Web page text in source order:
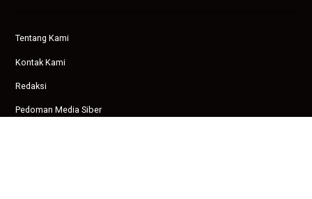
Tentang Kami
Kontak Kami
Redaksi
Pedoman Media Siber